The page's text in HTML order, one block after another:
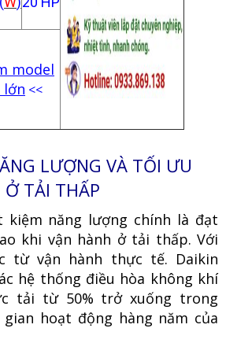
model
lớn <<
LƯỢNG VÀ TỐI ƯU
Ở TẢI THẤP
kiệm năng lượng chính là đạt
khi vận hành ở tải thấp. Với
từ vận hành thực tế. Daikin
hệ thống điều hòa không khí
tải từ 50% trở xuống trong
hoạt động hàng năm của